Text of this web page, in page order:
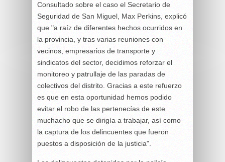
Consultado sobre el caso el Secretario de
Seguridad de San Miguel, Max Perkins, explicó
que "a raíz de diferentes hechos ocurridos en
la provincia, y tras varias reuniones con
vecinos, empresarios de transporte y
sindicatos del sector, decidimos reforzar el
monitoreo y patrullaje de las paradas de
colectivos del distrito. Gracias a este refuerzo
es que en esta oportunidad hemos podido
evitar el robo de las pertenecías de este
muchacho que se dirigía a trabajar, así como
la captura de los delincuentes que fueron
puestos a disposición de la justicia".